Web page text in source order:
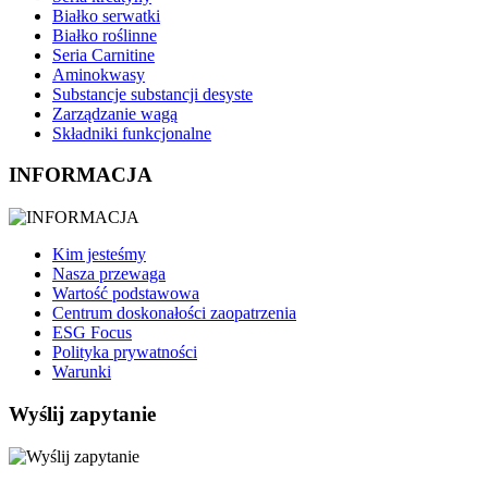
Białko serwatki
Białko roślinne
Seria Carnitine
Aminokwasy
Substancje substancji desyste
Zarządzanie wagą
Składniki funkcjonalne
INFORMACJA
Kim jesteśmy
Nasza przewaga
Wartość podstawowa
Centrum doskonałości zaopatrzenia
ESG Focus
Polityka prywatności
Warunki
Wyślij zapytanie